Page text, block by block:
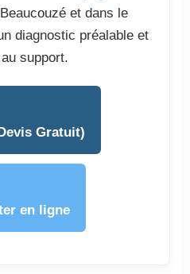
et dans le
diagnostic préalable et
support.
Gratuit)
en ligne